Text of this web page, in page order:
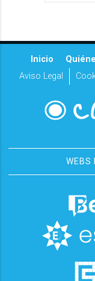
Inicio
Aviso Legal
WEBS